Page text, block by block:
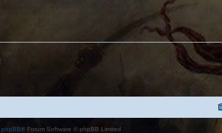
phpBB® Forum Software © phpBB Limited